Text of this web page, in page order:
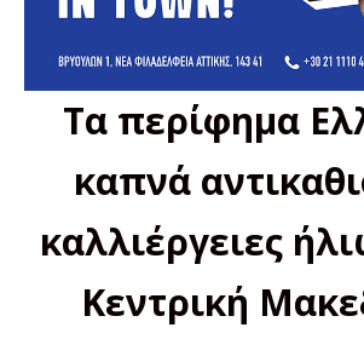
Τα περίφημα
καπνά
καλλιέργειες
Κεντρική